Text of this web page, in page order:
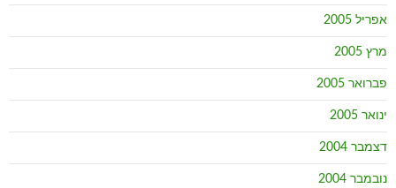
אפריל 2005
מרץ 2005
פברואר 2005
ינואר 2005
דצמבר 2004
נובמבר 2004